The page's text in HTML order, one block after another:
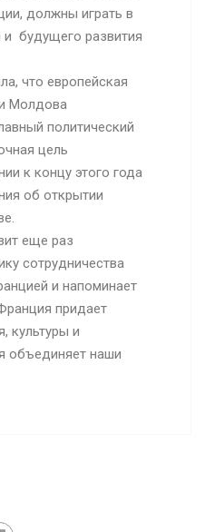
должны играть в
будущего развития
что европейская
Молдова
политический
цель
к концу этого года
об открытии
еще раз
сотрудничества
и напоминает
придает
культуры и
объединяет наши